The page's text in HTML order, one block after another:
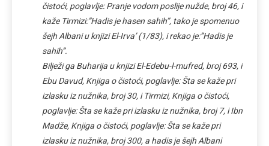
čistoći, poglavlje: Pranje vodom poslije nužde, broj 46, i
kaže Tirmizi:”Hadis je hasen sahih”, tako je spomenuo
šejh Albani u knjizi El-Irva’ (1/83), i rekao je:”Hadis je
sahih”.
Bilježi ga Buharija u knjizi El-Edebu-l-mufred, broj 693, i
Ebu Davud, Knjiga o čistoći, poglavlje: Šta se kaže pri
izlasku iz nužnika, broj 30, i Tirmizi, Knjiga o čistoći,
poglavlje: Šta se kaže pri izlasku iz nužnika, broj 7, i Ibn
Madže, Knjiga o čistoći, poglavlje: Šta se kaže pri
izlasku iz nužnika, broj 300, a hadis je šejh Albani